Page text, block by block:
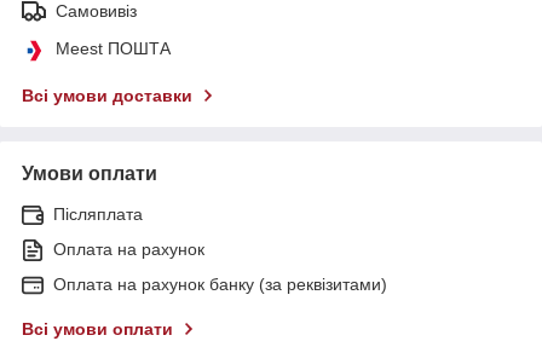
Самовивіз
Meest ПОШТА
Всі умови доставки
Умови оплати
Післяплата
Оплата на рахунок
Оплата на рахунок банку (за реквізитами)
Всі умови оплати